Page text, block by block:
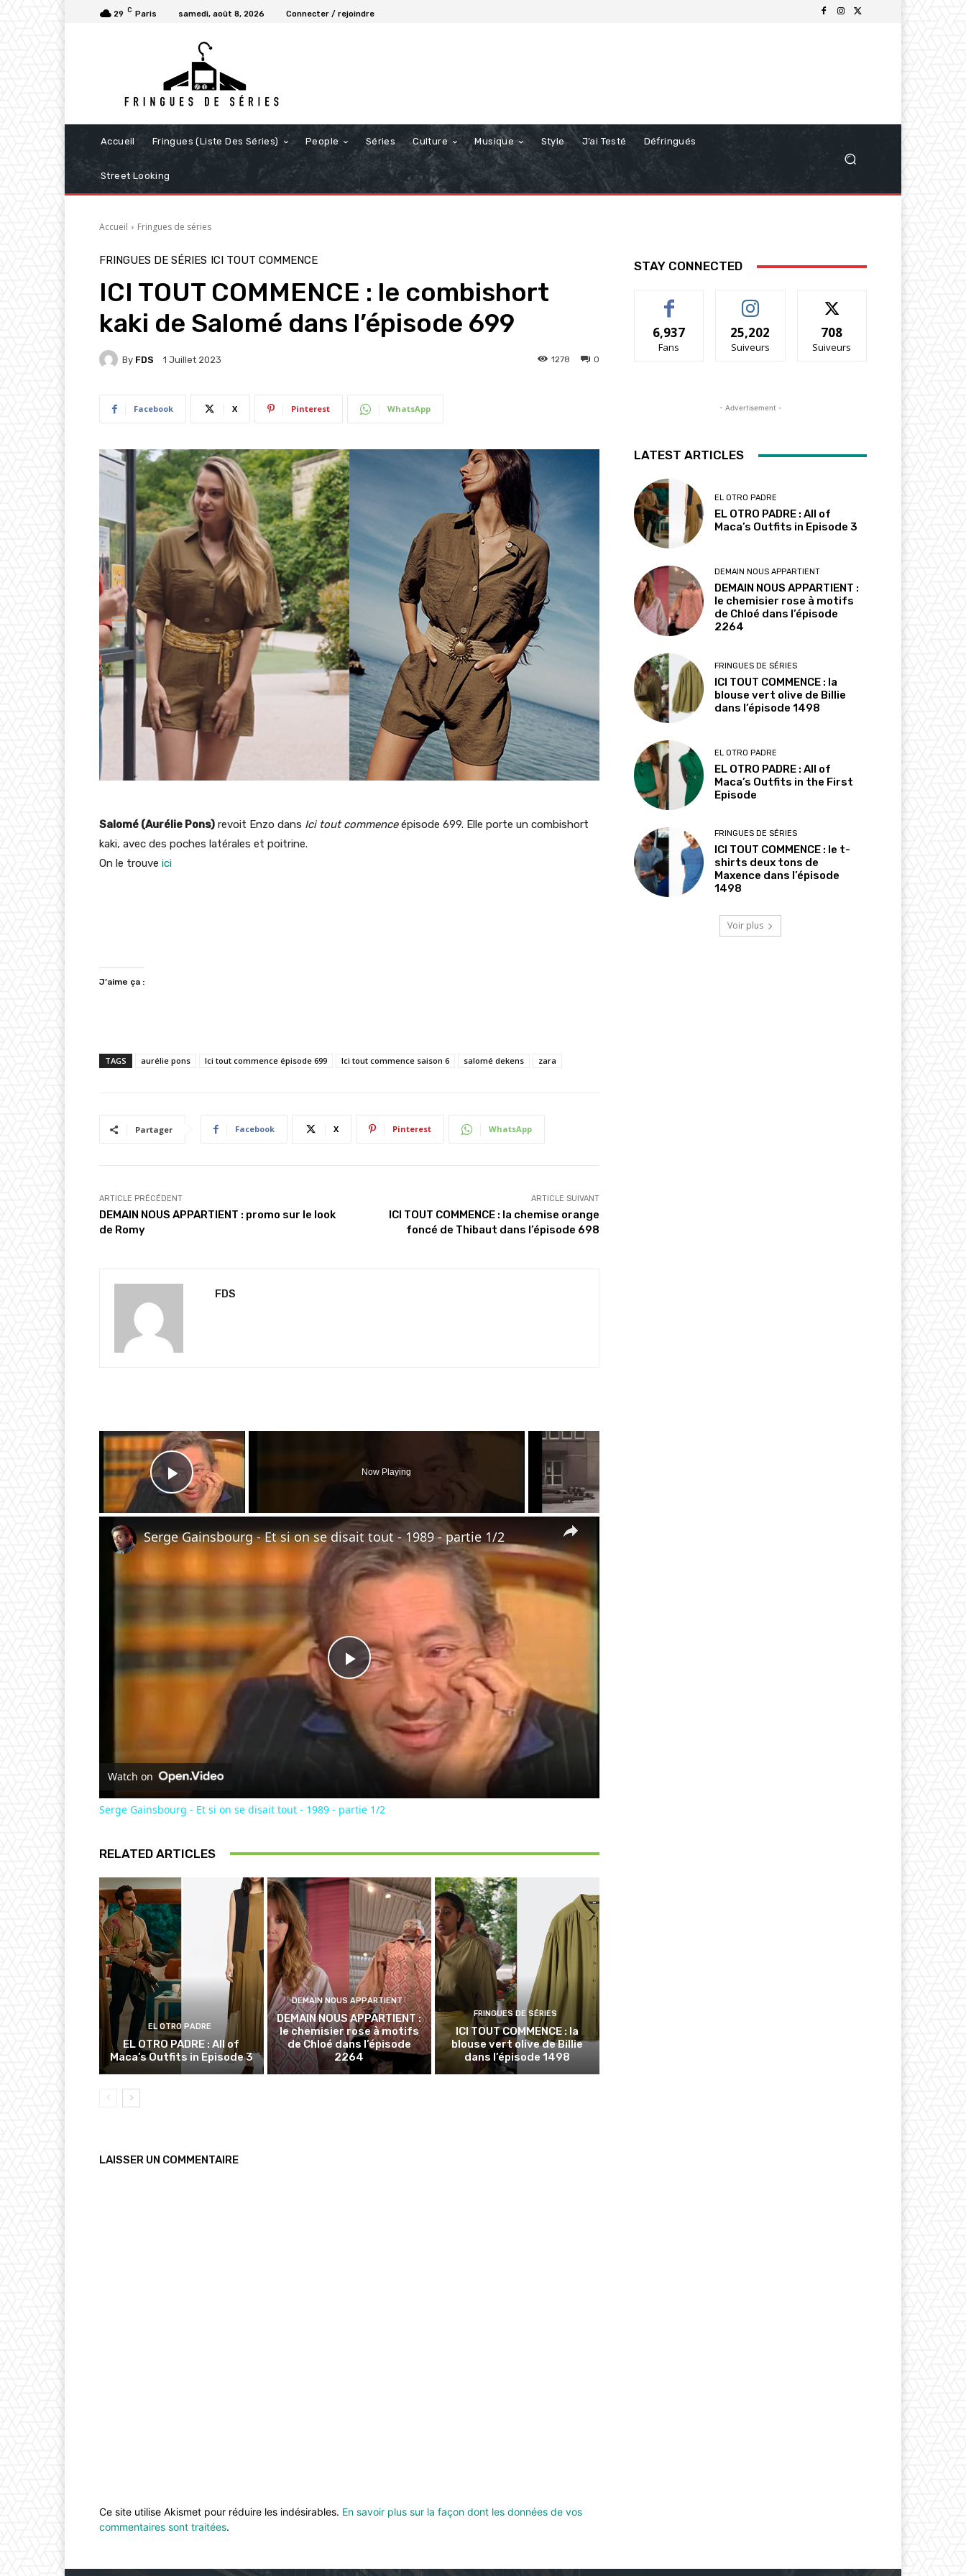
29 C Paris samedi, août 8, 2026 Connecter / rejoindre
Accueil Fringues (Liste Des Séries) People Séries Culture Musique Style J’ai Testé Défringués
Street Looking
Accueil Fringues de séries
FRINGUES DE SÉRIES ICI TOUT COMMENCE
ICI TOUT COMMENCE : le combishort
kaki de Salomé dans l’épisode 699
By FDS 1 Juillet 2023 0
1278
Facebook X Pinterest WhatsApp
Salomé (Aurélie Pons) revoit Enzo dans Ici tout commenceépisode 699. Elle porte un combishort
kaki, avec des poches latérales et poitrine.
On le trouve ici
J’aime ça :
TAGS aurélie pons Ici tout commence épisode 699 Ici tout commence saison 6 salomé dekens zara
Partager Facebook X Pinterest WhatsApp
ARTICLE PRÉCÉDENT
DEMAIN NOUS APPARTIENT : promo sur le look
de Romy
ARTICLE SUIVANT
ICI TOUT COMMENCE : la chemise orange
foncé de Thibaut dans l’épisode 698
FDS
×
Play Video
Now Playing
Play
Video
Serge Gainsbourg - Et si on se disait tout - 1989 - partie 1/2
Watch on
Serge Gainsbourg - Et si on se disait tout - 1989 - partie 1/2
RELATED ARTICLES
EL OTRO PADRE
EL OTRO PADRE : All of
Maca’s Outfits in Episode 3
DEMAIN NOUS APPARTIENT
DEMAIN NOUS APPARTIENT :
le chemisier rose à motifs
de Chloé dans l’épisode
2264
FRINGUES DE SÉRIES
ICI TOUT COMMENCE : la
blouse vert olive de Billie
dans l’épisode 1498
LAISSER UN COMMENTAIRE
Ce site utilise Akismet pour réduire les indésirables. En savoir plus sur la façon dont les données de vos
commentaires sont traitées.
STAY CONNECTED
6,937
Fans
25,202
Suiveurs
708
Suiveurs
- Advertisement -
LATEST ARTICLES
EL OTRO PADRE
EL OTRO PADRE : All of
Maca’s Outfits in Episode 3
DEMAIN NOUS APPARTIENT
DEMAIN NOUS APPARTIENT :
le chemisier rose à motifs
de Chloé dans l’épisode
2264
FRINGUES DE SÉRIES
ICI TOUT COMMENCE : la
blouse vert olive de Billie
dans l’épisode 1498
EL OTRO PADRE
EL OTRO PADRE : All of
Maca’s Outfits in the First
Episode
FRINGUES DE SÉRIES
ICI TOUT COMMENCE : le t-
shirts deux tons de
Maxence dans l’épisode
1498
Voir plus